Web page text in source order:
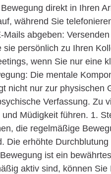
direkt in Ihren
während Sie
abgeben:
persönlich zu Ihren
wenn Sie nur eine
Die mentale
nicht nur zur physischen
Verfassung. Zu
Müdigkeit führen. 1.
die regelmäßige
Die erhöhte
ist ein
aktiv sind, können